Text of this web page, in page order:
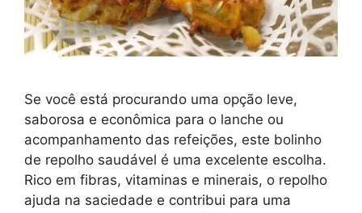
Se você está procurando uma opção leve,
saborosa e econômica para o lanche ou
acompanhamento das refeições, este bolinho
de repolho saudável é uma excelente escolha.
Rico em fibras, vitaminas e minerais, o repolho
ajuda na saciedade e contribui para uma